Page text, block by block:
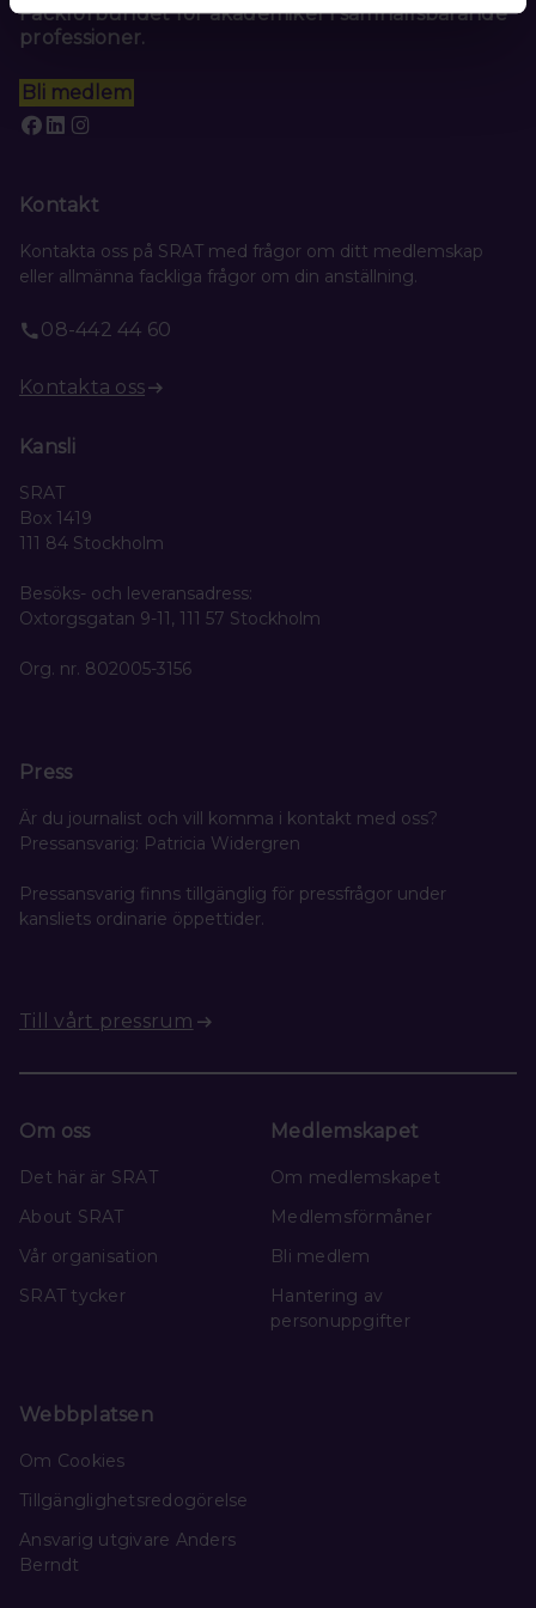
Fackförbundet för akademiker i samhällsbärande
professioner.
Bli medlem
Kontakt
Kontakta oss på SRAT med frågor om ditt medlemskap
eller allmänna fackliga frågor om din anställning.
08-442 44 60
Kontakta oss
Kansli
SRAT
Box 1419
111 84 Stockholm
Besöks- och leveransadress:
Oxtorgsgatan 9-11, 111 57 Stockholm
Org. nr. 802005-3156
Press
Är du journalist och vill komma i kontakt med oss?
Pressansvarig: Patricia Widergren
Pressansvarig finns tillgänglig för pressfrågor under
kansliets ordinarie öppettider.
Till vårt pressrum
Om oss
Det här är SRAT
About SRAT
Vår organisation
SRAT tycker
Medlemskapet
Om medlemskapet
Medlemsförmåner
Bli medlem
Hantering av
personuppgifter
Webbplatsen
Om Cookies
Tillgänglighetsredogörelse
Ansvarig utgivare Anders
Berndt